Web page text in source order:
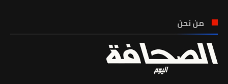
من نحن